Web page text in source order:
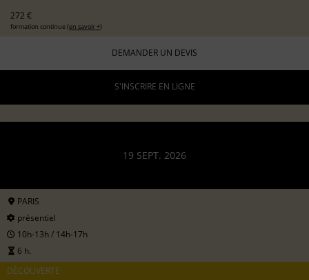
272 €
formation continue (en savoir +)
DEMANDER UN DEVIS
S'INSCRIRE EN LIGNE
19 SEPT. 2026
PARIS
présentiel
10h-13h / 14h-17h
6 h.
DÉCOUVERTE